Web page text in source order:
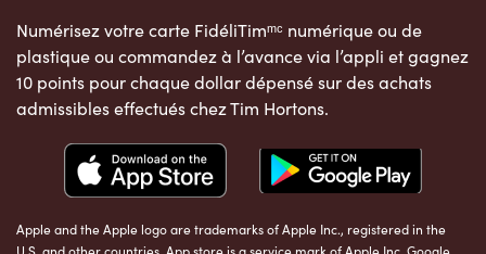
Numérisez votre carte FidéliTimᵐᶜ numérique ou de
plastique ou commandez à l’avance via l’appli et gagnez
10 points pour chaque dollar dépensé sur des achats
admissibles effectués chez Tim Hortons.
Apple and the Apple logo are trademarks of Apple Inc., registered in the